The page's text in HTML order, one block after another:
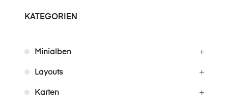
KATEGORIEN
Minialben
Layouts
Karten